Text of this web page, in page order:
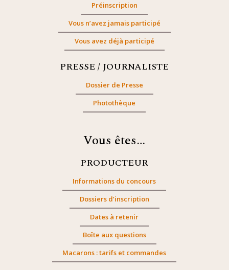
Préinscription
Vous n’avez jamais participé
Vous avez déjà participé
PRESSE / JOURNALISTE
Dossier de Presse
Photothèque
Vous êtes…
PRODUCTEUR
Informations du concours
Dossiers d’inscription
Dates à retenir
Boîte aux questions
Macarons : tarifs et commandes